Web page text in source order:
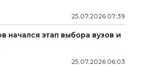
25.07.2026 07:39
начался этап выбора вузов и
25.07.2026 06:03